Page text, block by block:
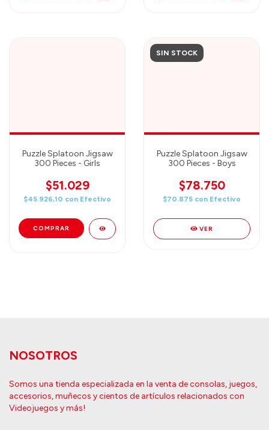
Puzzle Splatoon Jigsaw
300 Pieces - Girls
$51.029
$45.926,10 con Efectivo
SIN STOCK
Puzzle Splatoon Jigsaw
300 Pieces - Boys
$78.750
$70.875 con Efectivo
VER
NOSOTROS
Somos una tienda especializada en la venta de consolas, juegos,
accesorios, muñecos y cientos de artículos relacionados con
Videojuegos y más!